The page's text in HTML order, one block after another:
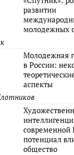
развитии
молодежных
Молодежная
в России:
аспекты
современной
потенциал
общество